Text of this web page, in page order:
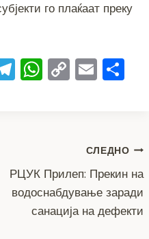
го плаќаат преку
T
m
W
p
p
C
n
k
E
СЛЕДНО
РЦУК Прилеп: Прекин на
водоснабдување заради
санација на дефекти